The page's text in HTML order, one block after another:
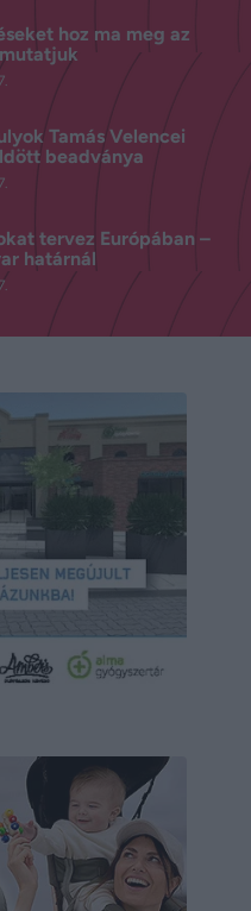
hoz ma meg az
Tamás Velencei
beadványa
tervez Európában –
határnál